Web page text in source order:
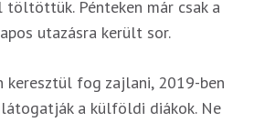
töltöttük. Pénteken már csak a
utazásra került sor.
keresztül fog zajlani, 2019-ben
a külföldi diákok. Ne